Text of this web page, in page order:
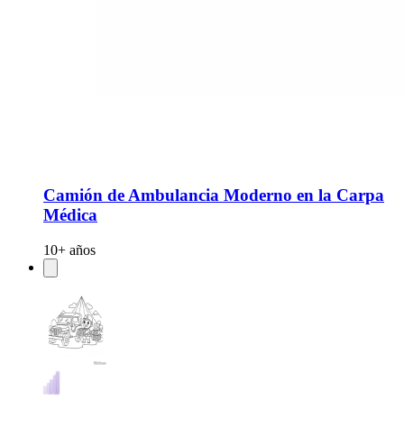
Camión de Ambulancia Moderno en la Carpa
Médica
10+ años